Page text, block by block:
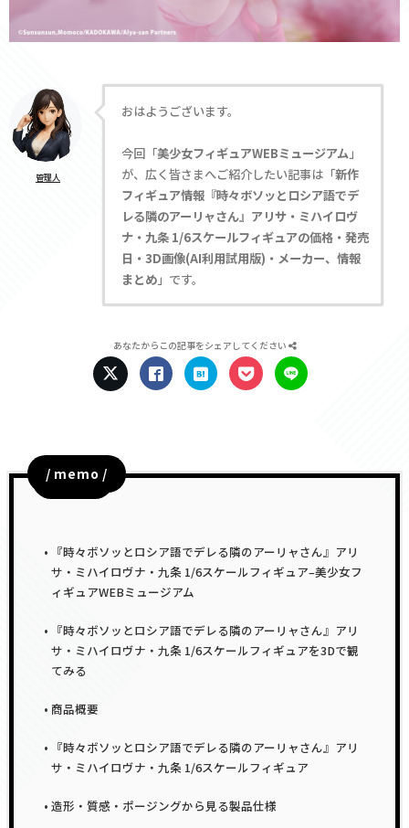
管理人
おはようございます。
今回「美少女フィギュアWEBミュージアム 」
が、広く皆さまへご紹介したい記事は「新作
フィギュア情報『時々ボソッとロシア語でデ
レる隣のアーリャさん』アリサ・ミハイロヴ
ナ・九条 1/6スケールフィギュアの価格・発売
日・3D画像(AI利用試用版)・メーカー、情報
まとめ 」です。
あなたからこの記事をシェアしてください
目次
『時々ボソッとロシア語でデレる隣のアーリャさん』アリ
サ・ミハイロヴナ・九条 1/6スケールフィギュア–美少女フ
ィギュアWEBミュージアム
『時々ボソッとロシア語でデレる隣のアーリャさん』アリ
サ・ミハイロヴナ・九条 1/6スケールフィギュアを3Dで観
てみる
商品概要
『時々ボソッとロシア語でデレる隣のアーリャさん』アリ
サ・ミハイロヴナ・九条 1/6スケールフィギュア
造形・質感・ポージングから見る製品仕様
/ memo /